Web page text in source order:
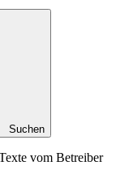
Suchen
vom Betreiber